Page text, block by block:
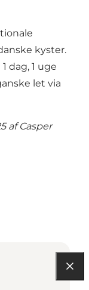
kyster.
dag, 1 uge
let via
afCasper